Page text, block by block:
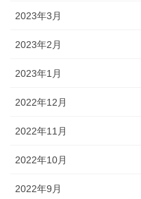
2023年3月
2023年2月
2023年1月
2022年12月
2022年11月
2022年10月
2022年9月